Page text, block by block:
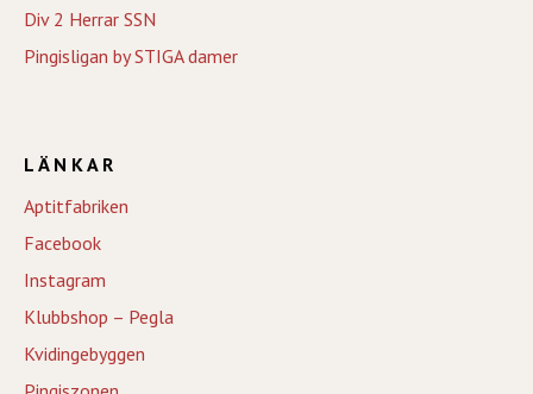
Div 2 Herrar SSN
Pingisligan by STIGA damer
LÄNKAR
Aptitfabriken
Facebook
Instagram
Klubbshop – Pegla
Kvidingebyggen